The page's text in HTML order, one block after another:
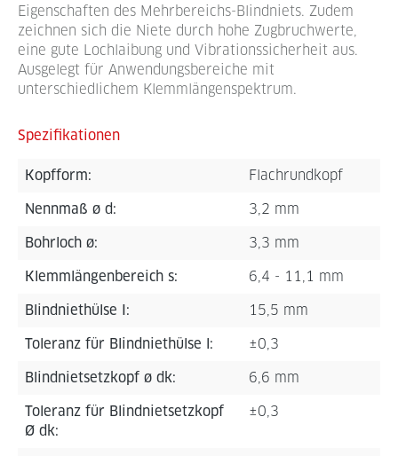
Eigenschaften des Mehrbereichs-Blindniets. Zudem
zeichnen sich die Niete durch hohe Zugbruchwerte,
eine gute Lochlaibung und Vibrationssicherheit aus.
Ausgelegt für Anwendungsbereiche mit
unterschiedlichem Klemmlängenspektrum.
Spezifikationen
Kopfform: Flachrundkopf
Nennmaß ø d: 3,2 mm
Bohrloch ø: 3,3 mm
Klemmlängenbereich s: 6,4 - 11,1 mm
Blindniethülse I: 15,5 mm
Toleranz für Blindniethülse l: ±0,3
Blindnietsetzkopf ø dk: 6,6 mm
Toleranz für Blindnietsetzkopf
Ø dk:
±0,3